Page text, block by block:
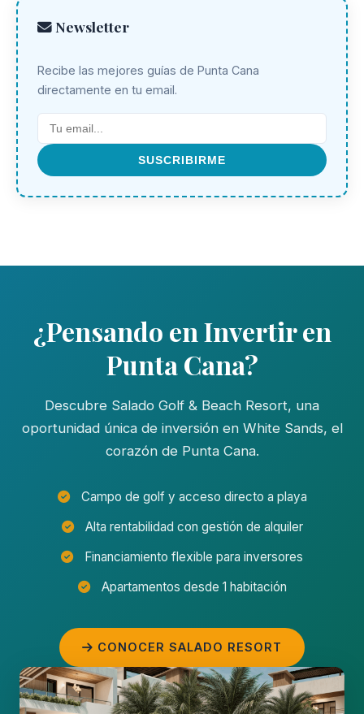
Newsletter
Recibe las mejores guías de Punta Cana
directamente en tu email.
SUSCRIBIRME
¿Pensando en Invertir en
Punta Cana?
Descubre Salado Golf & Beach Resort, una
oportunidad única de inversión en White Sands, el
corazón de Punta Cana.
Campo de golf y acceso directo a playa
Alta rentabilidad con gestión de alquiler
Financiamiento flexible para inversores
Apartamentos desde 1 habitación
CONOCER SALADO RESORT